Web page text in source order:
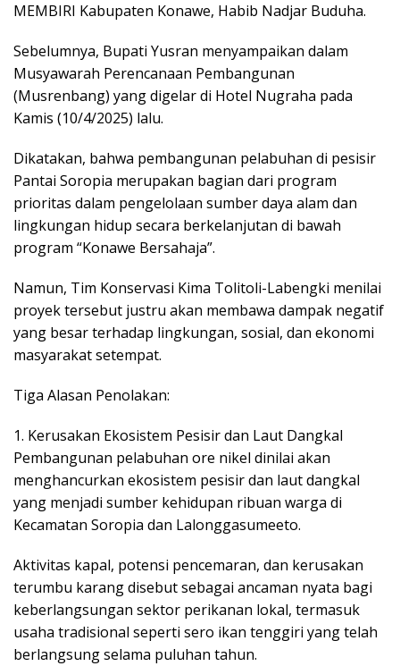
MEMBIRI Kabupaten Konawe, Habib Nadjar Buduha.
Sebelumnya, Bupati Yusran menyampaikan dalam
Musyawarah Perencanaan Pembangunan
(Musrenbang) yang digelar di Hotel Nugraha pada
Kamis (10/4/2025) lalu.
Dikatakan, bahwa pembangunan pelabuhan di pesisir
Pantai Soropia merupakan bagian dari program
prioritas dalam pengelolaan sumber daya alam dan
lingkungan hidup secara berkelanjutan di bawah
program “Konawe Bersahaja”.
Namun, Tim Konservasi Kima Tolitoli-Labengki menilai
proyek tersebut justru akan membawa dampak negatif
yang besar terhadap lingkungan, sosial, dan ekonomi
masyarakat setempat.
Tiga Alasan Penolakan:
1. Kerusakan Ekosistem Pesisir dan Laut Dangkal
Pembangunan pelabuhan ore nikel dinilai akan
menghancurkan ekosistem pesisir dan laut dangkal
yang menjadi sumber kehidupan ribuan warga di
Kecamatan Soropia dan Lalonggasumeeto.
Aktivitas kapal, potensi pencemaran, dan kerusakan
terumbu karang disebut sebagai ancaman nyata bagi
keberlangsungan sektor perikanan lokal, termasuk
usaha tradisional seperti sero ikan tenggiri yang telah
berlangsung selama puluhan tahun.